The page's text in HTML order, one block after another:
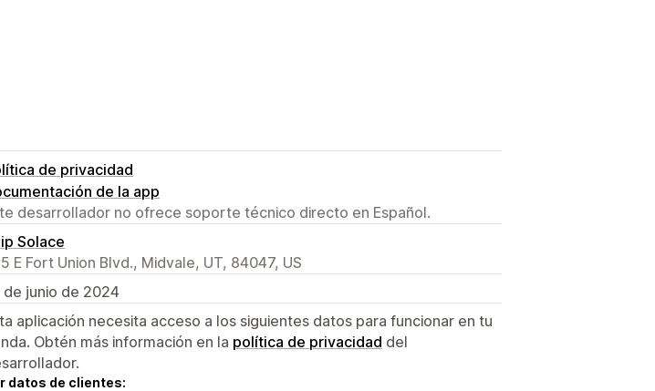
de privacidad
de la app
desarrollador no ofrece soporte técnico directo en Español.
Solace
E Fort Union Blvd., Midvale, UT, 84047, US
de junio de 2024
aplicación necesita acceso a los siguientes datos para funcionar en tu
Obtén más información en la política de privacidad del
datos de clientes: